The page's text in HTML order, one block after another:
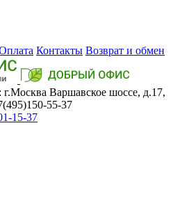
Контакты Возврат и обмен
г.Москва Варшавское шоссе, д.17,
55-37
15-37